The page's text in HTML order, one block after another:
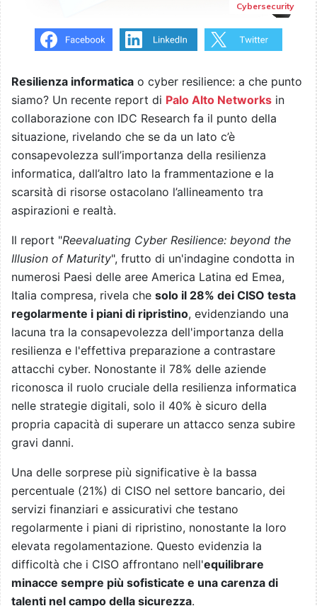
Cybersecurity
Resilienza informatica o cyber resilience: a che punto
siamo? Un recente report di Palo Alto Networks in
collaborazione con IDC Research fa il punto della
situazione, rivelando che se da un lato c’è
consapevolezza sull’importanza della resilienza
informatica, dall’altro lato la frammentazione e la
scarsità di risorse ostacolano l’allineamento tra
aspirazioni e realtà.
Il report "Reevaluating Cyber Resilience: beyond the
Illusion of Maturity", frutto di un'indagine condotta in
numerosi Paesi delle aree America Latina ed Emea,
Italia compresa, rivela che solo il 28% dei CISO testa
regolarmente i piani di ripristino, evidenziando una
lacuna tra la consapevolezza dell'importanza della
resilienza e l'effettiva preparazione a contrastare
attacchi cyber. Nonostante il 78% delle aziende
riconosca il ruolo cruciale della resilienza informatica
nelle strategie digitali, solo il 40% è sicuro della
propria capacità di superare un attacco senza subire
gravi danni.
Una delle sorprese più significative è la bassa
percentuale (21%) di CISO nel settore bancario, dei
servizi finanziari e assicurativi che testano
regolarmente i piani di ripristino, nonostante la loro
elevata regolamentazione. Questo evidenzia la
difficoltà che i CISO affrontano nell'equilibrare
minacce sempre più sofisticate e una carenza di
talenti nel campo della sicurezza.